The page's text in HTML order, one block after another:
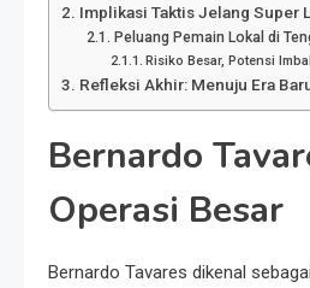
Implikasi Taktis Jelang Super
Peluang Pemain Lokal di
Risiko Besar, Potensi
Refleksi Akhir: Menuju Era
Bernardo
Operasi Besar
Bernardo Tavares dikenal